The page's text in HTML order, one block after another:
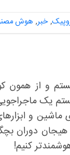
,خبر, هوش
و از همون
یک
ماشین و
دوران
کنیم!